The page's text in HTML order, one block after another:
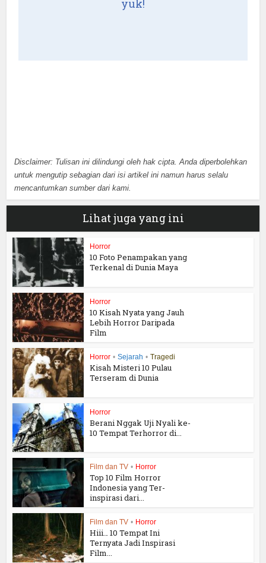
yuk!
Disclaimer: Tulisan ini dilindungi oleh hak cipta. Anda diperbolehkan
untuk mengutip sebagian dari isi artikel ini namun harus selalu
mencantumkan sumber dari kami.
Lihat juga yang ini
Horror
10 Foto Penampakan yang
Terkenal di Dunia Maya
Horror
10 Kisah Nyata yang Jauh
Lebih Horror Daripada
Film
Horror • Sejarah • Tragedi
Kisah Misteri 10 Pulau
Terseram di Dunia
Horror
Berani Nggak Uji Nyali ke-
10 Tempat Terhorror di...
Film dan TV • Horror
Top 10 Film Horror
Indonesia yang Ter-
inspirasi dari...
Film dan TV • Horror
Hiii… 10 Tempat Ini
Ternyata Jadi Inspirasi
Film...